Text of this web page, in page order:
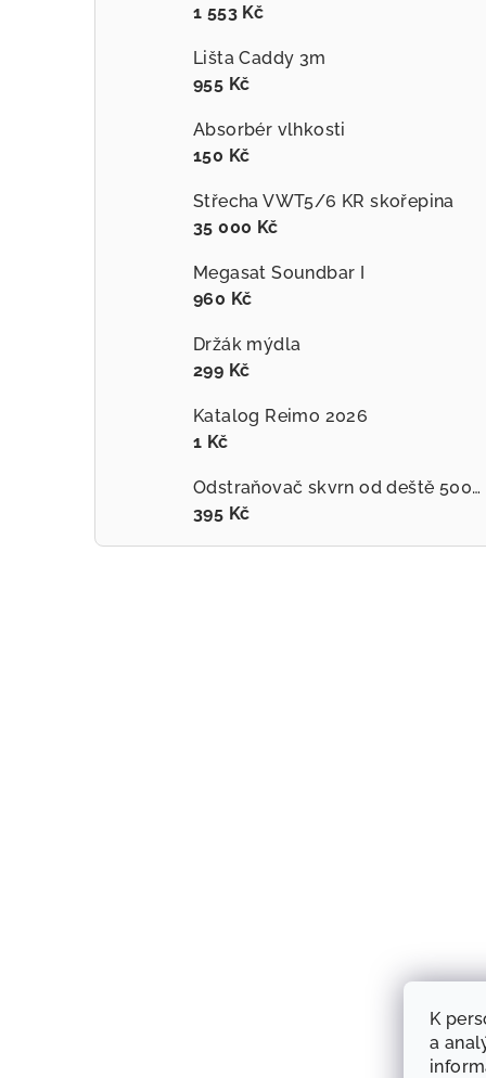
K
a
1 553 Kč
Lišta Caddy 3m
955 Kč
Absorbér vlhkosti
150 Kč
Střecha VWT5/6 KR skořepina
35 000 Kč
Megasat Soundbar I
960 Kč
Držák mýdla
299 Kč
Katalog Reimo 2026
1 Kč
Odstraňovač skvrn od deště 500ml
395 Kč